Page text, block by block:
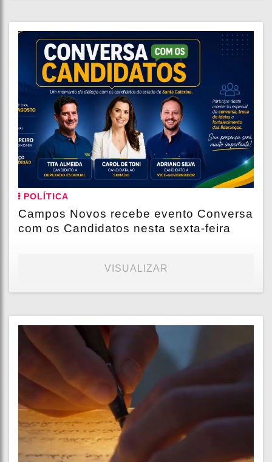
POLÍTICA
Campos Novos recebe evento Conversa
com os Candidatos nesta sexta-feira
VISUALIZAR